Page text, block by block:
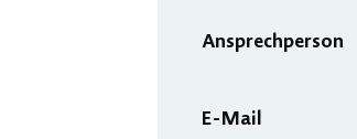
Ansprechperson
E-Mail